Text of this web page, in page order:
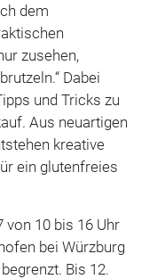
dem
zusehen,
Dabei
und Tricks zu
Aus neuartigen
kreative
ein glutenfreies
von 10 bis 16 Uhr
bei Würzburg
Bis 12.